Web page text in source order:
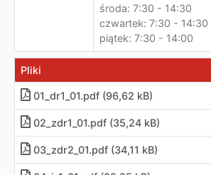
środa: 7:30 - 14:30
czwartek: 7:30 - 14:30
piątek: 7:30 - 14:00
Pliki
01_dr1_01.pdf (96,62 kB)
02_zdr1_01.pdf (35,24 kB)
03_zdr2_01.pdf (34,11 kB)